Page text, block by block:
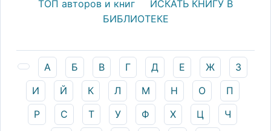
ТОП авторов и книг
ИСКАТЬ КНИГУ В
БИБЛИОТЕКЕ
А Б В Г Д Е Ж
З
И
Й К Л М Н О
П
Р
С Т У Ф Х Ц
Ч